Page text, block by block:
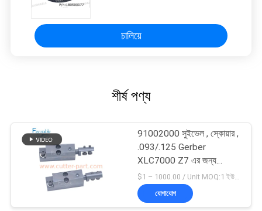
চালিয়ে
শীর্ষ পণ্য
91002000 সুইভেল , স্কোয়ার ,
.093/.125 Gerber
XLC7000 Z7 এর জন্য
উপযুক্ত
$1 – 1000.00 / Unit MOQ:1 ইউনিট/ইউনিট অবহেলিত
যোগাযোগ